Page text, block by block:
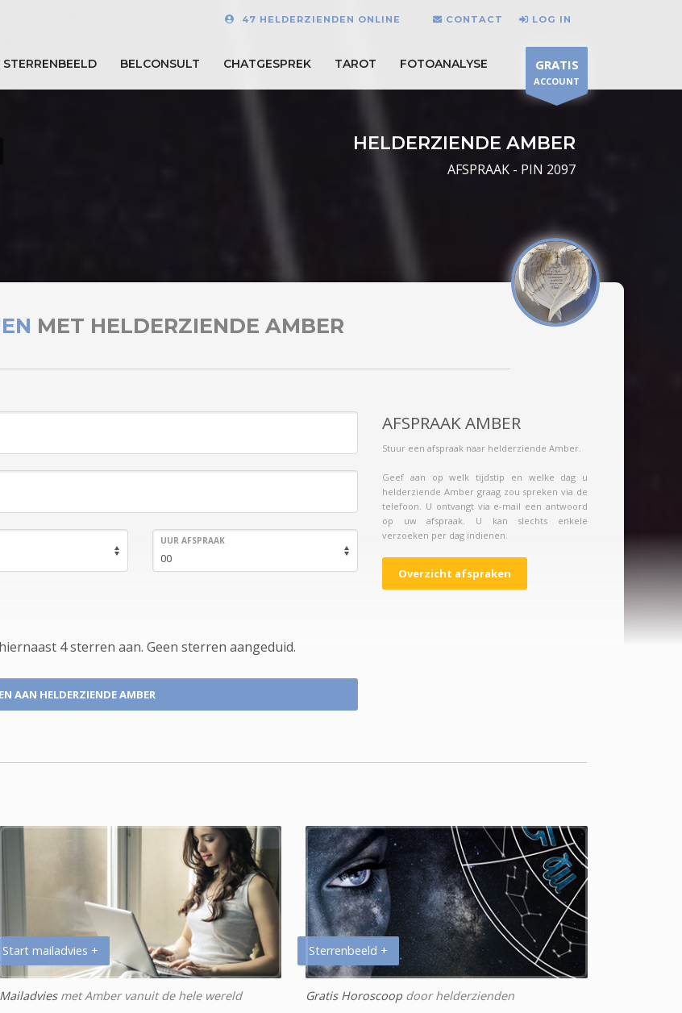
47 HELDERZIENDEN ONLINE CONTACT LOG IN
STERRENBEELD BELCONSULT CHATGESPREK TAROT FOTOANALYSE GRATIS
ACCOUNT
HELDERZIENDE AMBER
AFSPRAAK - PIN 2097
MET HELDERZIENDE AMBER
UUR AFSPRAAK
4 sterren aan. Geen sterren aangeduid.
AAN HELDERZIENDE AMBER
AFSPRAAK AMBER
Stuur een afspraak naar helderziende Amber.
Geef aan op welk tijdstip en welke dag u
helderziende Amber graag zou spreken via de
telefoon. U ontvangt via e-mail een antwoord
op uw afspraak. U kan slechts enkele
verzoeken per dag indienen.
Overzicht afspraken
Start mailadvies +
Mailadviesmet Amber vanuit de hele wereld
Sterrenbeeld +
Gratis Horoscoopdoor helderzienden